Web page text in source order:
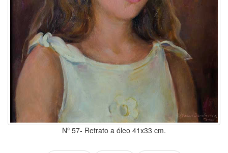
Nº 57- Retrato a óleo 41x33 cm.